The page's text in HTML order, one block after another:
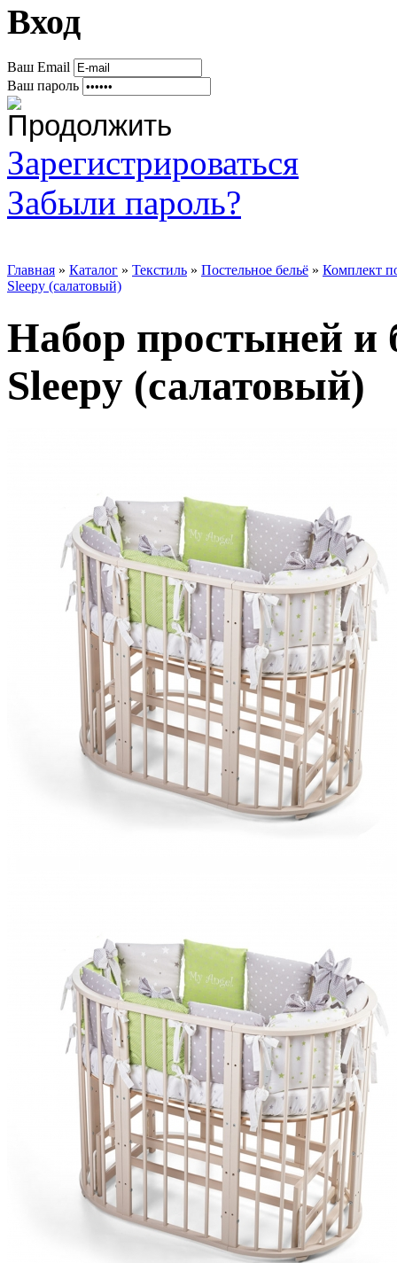
Вход
Ваш Email
Ваш пароль
Зарегистрироваться
Забыли пароль?
Главная » Каталог » Текстиль » Постельное бельё » Комплект
Sleepy (салатовый)
Набор простыней и
Sleepy (салатовый)